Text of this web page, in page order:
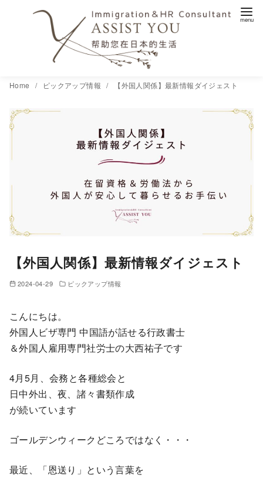
Home ピックアップ情報 【外国人関係】最新情報ダイジェスト
【外国人関係】最新情報ダイジェスト
2024-04-29 ピックアップ情報
こんにちは。
外国人ビザ専門 中国語が話せる行政書士
＆外国人雇用専門社労士の大西祐子です
4月5月、会務と各種総会と
日中外出、夜、諸々書類作成
が続いています
ゴールデンウィークどころではなく・・・
最近、「恩送り」という言葉を